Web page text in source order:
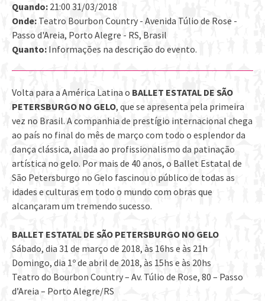
Quando: 21:00 31/03/2018
Onde: Teatro Bourbon Country - Avenida Túlio de Rose -
Passo d'Areia, Porto Alegre - RS, Brasil
Quanto: Informações na descrição do evento.
Volta para a América Latina o BALLET ESTATAL DE SÃO
PETERSBURGO NO GELO, que se apresenta pela primeira
vez no Brasil. A companhia de prestígio internacional chega
ao país no final do mês de março com todo o esplendor da
dança clássica, aliada ao profissionalismo da patinação
artística no gelo. Por mais de 40 anos, o Ballet Estatal de
São Petersburgo no Gelo fascinou o público de todas as
idades e culturas em todo o mundo com obras que
alcançaram um tremendo sucesso.
BALLET ESTATAL DE SÃO PETERSBURGO NO GELO
Sábado, dia 31 de março de 2018, às 16hs e às 21h
Domingo, dia 1º de abril de 2018, às 15hs e às 20hs
Teatro do Bourbon Country – Av. Túlio de Rose, 80 – Passo
d’Areia – Porto Alegre/RS